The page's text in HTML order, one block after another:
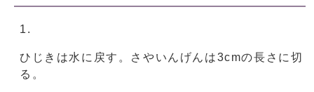
ひじきは水に戻す。さやいんげんは3cmの長さに切
る。